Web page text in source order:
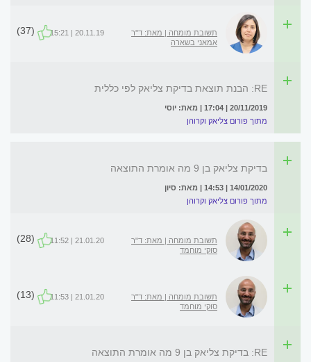
תשובת מומחה | מאת: ד''ר
אמאני בשארה
20.11.19 | 15:21
(37)
RE: הבנת תוצאת בדיקת צליאק לפי כללית
20/11/2019 | 17:04 | מאת: יוסי
מתוך פורום צליאק וקרוהן
בדיקת צליאק בן 9 מה אומרת התוצאה
14/01/2020 | 14:53 | מאת: סיון
מתוך פורום צליאק וקרוהן
תשובת מומחה | מאת: ד"ר
סוקי מוחמד
21.01.20 | 11:52
(28)
תשובת מומחה | מאת: ד"ר
סוקי מוחמד
21.01.20 | 11:53
(13)
RE: בדיקת צליאק בן 9 מה אומרת התוצאה